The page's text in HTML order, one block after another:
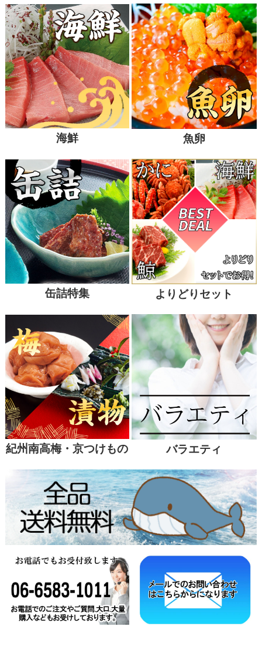
海鮮 魚卵
缶詰特集 よりどりセット
紀州南高梅・京つけもの バラエティ